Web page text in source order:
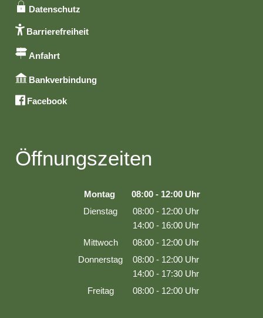
Datenschutz
Barrierefreiheit
Anfahrt
Bankverbindung
Facebook
Öffnungszeiten
Montag 08:00 - 12:00 Uhr
Von 08:00 bis 12:00 Uhr
Dienstag 08:00 - 12:00 Uhr
Von 08:00 bis 12:00 Uhr
14:00 - 16:00 Uhr
Von 14:00 bis 16:00 Uhr
Mittwoch 08:00 - 12:00 Uhr
Von 08:00 bis 12:00 Uhr
Donnerstag 08:00 - 12:00 Uhr
Von 08:00 bis 12:00 Uhr
14:00 - 17:30 Uhr
Von 14:00 bis 17:30 Uhr
Freitag 08:00 - 12:00 Uhr